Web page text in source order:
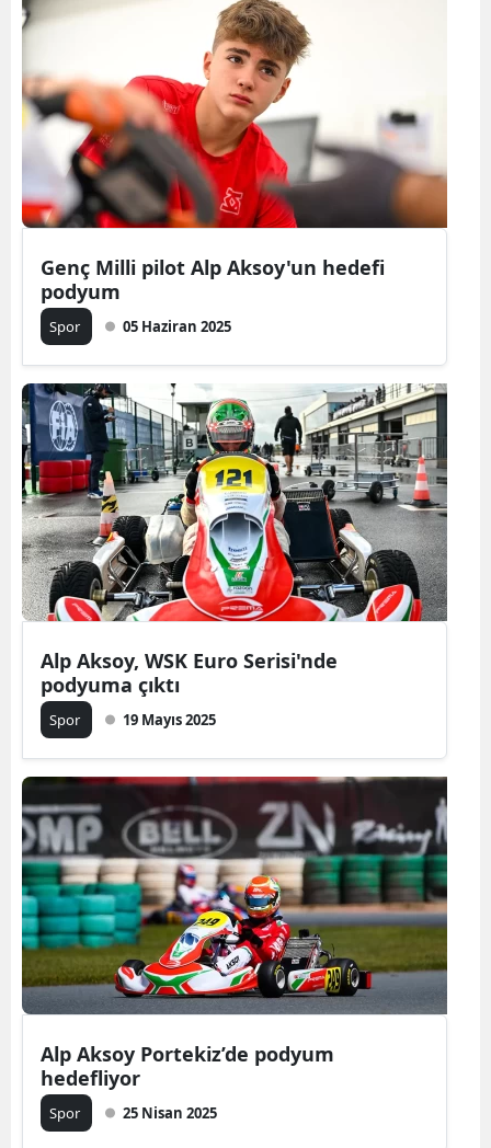
Genç Milli pilot Alp Aksoy'un hedefi
podyum
Spor 05 Haziran 2025
Alp Aksoy, WSK Euro Serisi'nde
podyuma çıktı
Spor 19 Mayıs 2025
Alp Aksoy Portekiz’de podyum
hedefliyor
Spor 25 Nisan 2025